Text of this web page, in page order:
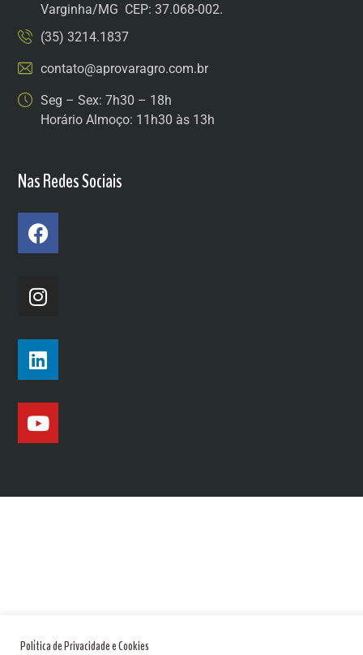
Varginha/MG CEP: 37.068-002.
(35) 3214.1837
contato@aprovaragro.com.br
Seg – Sex: 7h30 – 18h
Horário Almoço: 11h30 às 13h
Nas Redes Sociais
Política de Privacidade e Cookies